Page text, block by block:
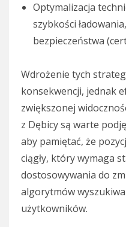
Optymalizacja
szybkości
bezpieczeństwa
Wdrożenie tych
konsekwencji, jednak
zwiększonej
z Dębicy są warte
aby pamiętać, że
ciągły, który wymaga
dostosowywania do
algorytmów
użytkowników.